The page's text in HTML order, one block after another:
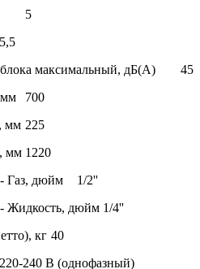
5
5,5
максимальный, дБ(А)
45
мм
700
мм 225
мм 1220
Газ, дюйм
1/2''
Жидкость, дюйм 1/4''
кг 40
220-240 В (однофазный)